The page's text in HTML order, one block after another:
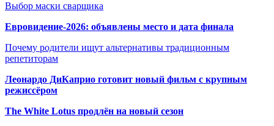
Выбор маски сварщика
Евровидение-2026: объявлены место и дата финала
Почему родители ищут альтернативы традиционным
репетиторам
Леонардо ДиКаприо готовит новый фильм с крупным
режиссёром
The White Lotus продлён на новый сезон